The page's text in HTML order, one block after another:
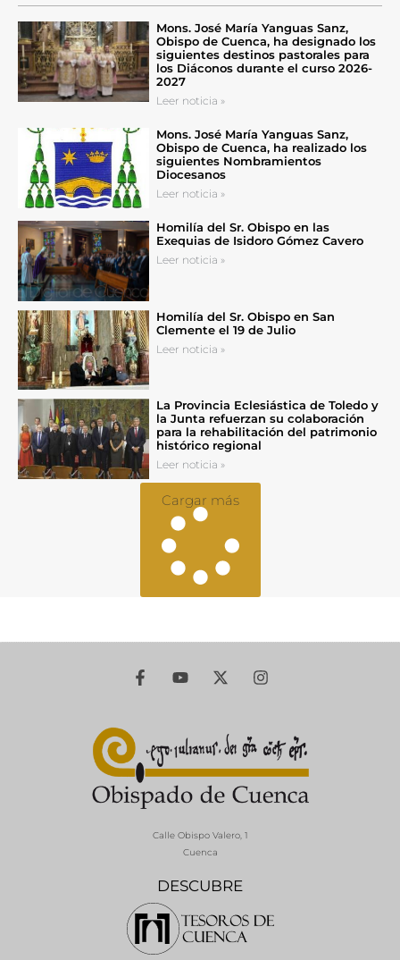
Mons. José María Yanguas Sanz,
Obispo de Cuenca, ha designado los
siguientes destinos pastorales para
los Diáconos durante el curso 2026-
2027
Leer noticia »
Mons. José María Yanguas Sanz,
Obispo de Cuenca, ha realizado los
siguientes Nombramientos
Diocesanos
Leer noticia »
Homilía del Sr. Obispo en las
Exequias de Isidoro Gómez Cavero
Leer noticia »
Homilía del Sr. Obispo en San
Clemente el 19 de Julio
Leer noticia »
La Provincia Eclesiástica de Toledo y
la Junta refuerzan su colaboración
para la rehabilitación del patrimonio
histórico regional
Leer noticia »
Cargar más
DESCUBRE
Calle Obispo Valero, 1
Cuenca